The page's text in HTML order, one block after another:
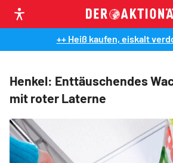
++ Heiß kaufen, eiskalt
Henkel: Enttäuschendes
mit roter Laterne